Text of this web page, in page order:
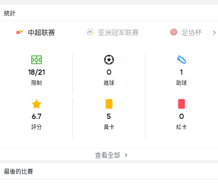
統計
中超联赛 亚洲冠军联赛 足协杯
18/21
限制
0
進球
1
助球
6.7
評分
5
黃卡
0
紅卡
查看全部
最後的比賽